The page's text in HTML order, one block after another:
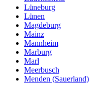
Lüneburg
Lünen
Magdeburg
Mainz
Mannheim
Marburg
Marl
Meerbusch
Menden (Sauerland)